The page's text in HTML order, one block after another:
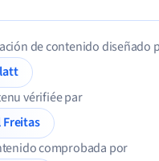
de contenido diseñado
vérifiée par
Freitas
comprobada por